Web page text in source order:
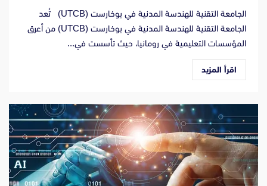
الجامعة التقنية للهندسة المدنية في بوخارست (UTCB) تُعد
الجامعة التقنية للهندسة المدنية في بوخارست (UTCB) من أعرق
المؤسسات التعليمية في رومانيا، حيث تأسست في...
اقرأ المزيد